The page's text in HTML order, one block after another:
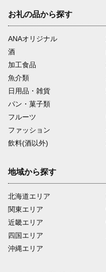
お礼の品から探す
ANAオリジナル
酒
加工食品
魚介類
日用品・雑貨
パン・菓子類
フルーツ
ファッション
飲料(酒以外)
地域から探す
北海道エリア
関東エリア
近畿エリア
四国エリア
沖縄エリア